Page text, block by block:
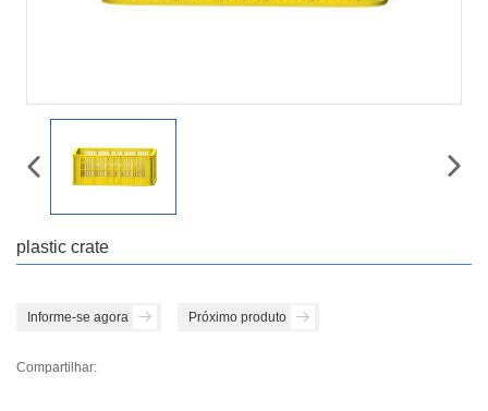
plastic crate
Informe-se agora Próximo produto
Compartilhar: